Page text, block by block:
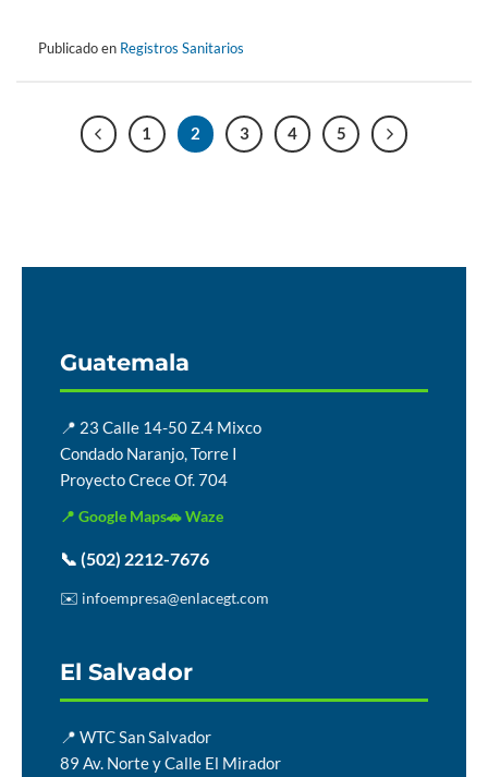
Publicado en Registros Sanitarios
1 2 3 4 5
Guatemala
📍 23 Calle 14-50 Z.4 Mixco
Condado Naranjo, Torre I
Proyecto Crece Of. 704
📍 Google Maps🚗 Waze
📞 (502) 2212-7676
✉️ infoempresa@enlacegt.com
El Salvador
📍 WTC San Salvador
89 Av. Norte y Calle El Mirador